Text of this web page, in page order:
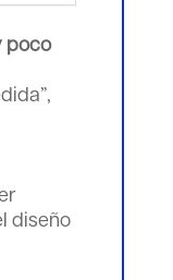
poco
diseño